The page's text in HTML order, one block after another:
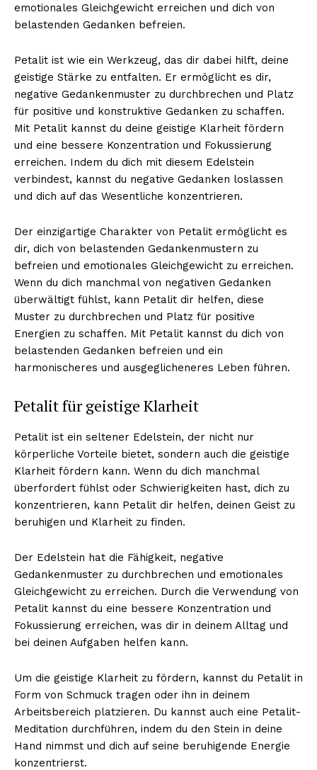
Erhalte unseren
kostenlosen Newsletter
emotionales Gleichgewicht erreichen und dich von
belastenden Gedanken befreien.
Petalit ist wie ein Werkzeug, das dir dabei hilft, deine
geistige Stärke zu entfalten. Er ermöglicht es dir,
negative Gedankenmuster zu durchbrechen und Platz
für positive und konstruktive Gedanken zu schaffen.
Mit Petalit kannst du deine geistige Klarheit fördern
und eine bessere Konzentration und Fokussierung
erreichen. Indem du dich mit diesem Edelstein
verbindest, kannst du negative Gedanken loslassen
und dich auf das Wesentliche konzentrieren.
Der einzigartige Charakter von Petalit ermöglicht es
dir, dich von belastenden Gedankenmustern zu
befreien und emotionales Gleichgewicht zu erreichen.
Wenn du dich manchmal von negativen Gedanken
überwältigt fühlst, kann Petalit dir helfen, diese
Muster zu durchbrechen und Platz für positive
Energien zu schaffen. Mit Petalit kannst du dich von
belastenden Gedanken befreien und ein
harmonischeres und ausgeglicheneres Leben führen.
Petalit für geistige Klarheit
Petalit ist ein seltener Edelstein, der nicht nur
körperliche Vorteile bietet, sondern auch die geistige
Klarheit fördern kann. Wenn du dich manchmal
überfordert fühlst oder Schwierigkeiten hast, dich zu
konzentrieren, kann Petalit dir helfen, deinen Geist zu
beruhigen und Klarheit zu finden.
Der Edelstein hat die Fähigkeit, negative
Gedankenmuster zu durchbrechen und emotionales
Gleichgewicht zu erreichen. Durch die Verwendung von
Petalit kannst du eine bessere Konzentration und
Fokussierung erreichen, was dir in deinem Alltag und
bei deinen Aufgaben helfen kann.
Um die geistige Klarheit zu fördern, kannst du Petalit in
Form von Schmuck tragen oder ihn in deinem
Arbeitsbereich platzieren. Du kannst auch eine Petalit-
Meditation durchführen, indem du den Stein in deine
Hand nimmst und dich auf seine beruhigende Energie
konzentrierst.